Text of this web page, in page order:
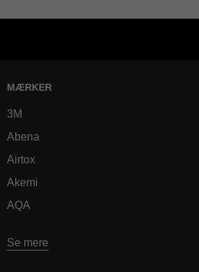
MÆRKER
3M
Abena
Airtox
Akemi
AQA
Se mere